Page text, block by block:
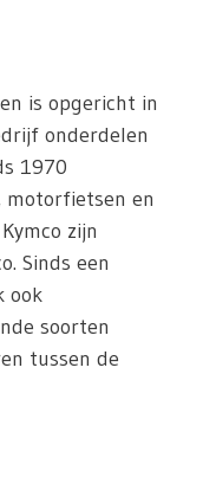
is opgericht in
onderdelen
1970
motorfietsen en
zijn
Sinds een
ook
soorten
tussen de